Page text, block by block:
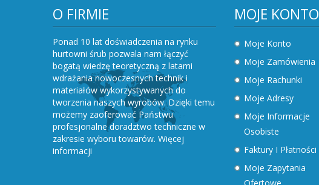
O FIRMIE
Ponad 10 lat doświadczenia na rynku
hurtowni śrub pozwala nam łączyć
bogatą wiedzę teoretyczną z latami
wdrażania nowoczesnych technik i
materiałów wykorzystywanych do
tworzenia naszych wyrobów. Dzięki temu
możemy zaoferować Państwu
profesjonalne doradztwo techniczne w
zakresie wyboru towarów. Więcej
informacji
MOJE KONTO
Moje Konto
Moje Zamówienia
Moje Rachunki
Moje Adresy
Moje Informacje
Osobiste
Faktury I Płatności
Moje Zapytania
Ofertowe